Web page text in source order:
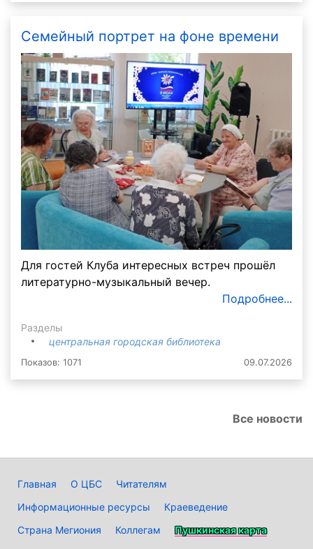
Семейный портрет на фоне времени
Для гостей Клуба интересных встреч прошёл
литературно-музыкальный вечер.
Подробнее...
Разделы
центральная городская библиотека
Показов: 1071 09.07.2026
Все новости
Главная О ЦБС
Читателям
Информационные ресурсы
Краеведение
Страна Мегиония
Коллегам Пушкинская карта